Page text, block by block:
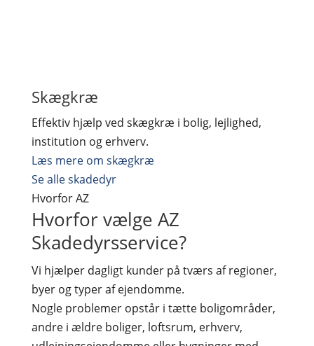
Skægkræ
Effektiv hjælp ved skægkræ i bolig, lejlighed,
institution og erhverv.
Læs mere om skægkræ
Se alle skadedyr
Hvorfor AZ
Hvorfor vælge AZ
Skadedyrsservice?
Vi hjælper dagligt kunder på tværs af regioner,
byer og typer af ejendomme.
Nogle problemer opstår i tætte boligområder,
andre i ældre boliger, loftsrum, erhverv,